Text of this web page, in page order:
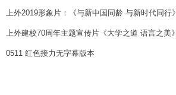
上外2019形象片：《与新中国同龄 与新时代同行》
上外建校70周年主题宣传片《大学之道 语言之美》
0511 红色接力无字幕版本